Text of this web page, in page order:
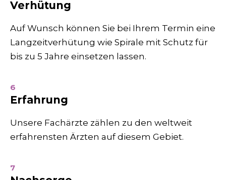
Verhütung
Auf Wunsch können Sie bei Ihrem Termin eine
Langzeit­verhütung wie Spirale mit Schutz für
bis zu 5 Jahre einsetzen lassen.
6
Erfahrung
Unsere Fachärzte zählen zu den weltweit
erfahrensten Ärzten auf diesem Gebiet.
7